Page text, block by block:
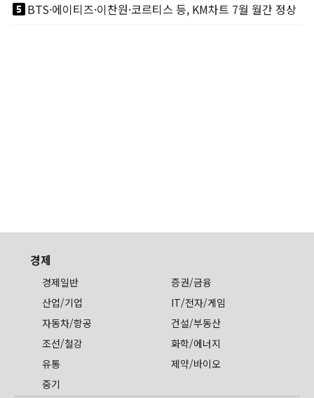
looks_5BTS·에이티즈·이찬원·코르티스 등, KM차트 7월 월간 정상
경제
경제일반
증권/금융
산업/기업
IT/전자/게임
자동차/항공
건설/부동산
조선/철강
화학/에너지
유통
제약/바이오
중기